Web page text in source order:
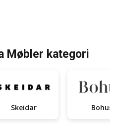
Møbler kategori
Skeidar Bohus